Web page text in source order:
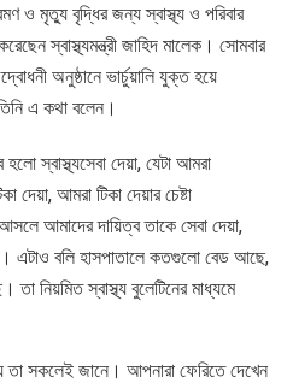
ও মৃত্যু বৃদ্ধির জন্য স্বাস্থ্য ও পরিবার
স্বাস্থ্যমন্ত্রী জাহিদ মালেক। সোমবার
অনুষ্ঠানে ভার্চুয়ালি যুক্ত হয়ে
এ কথা বলেন।
হলো স্বাস্থ্যসেবা দেয়া, যেটা আমরা
দেয়া, আমরা টিকা দেয়ার চেষ্টা
আমাদের দায়িত্ব তাকে সেবা দেয়া,
এটাও বলি হাসপাতালে কতগুলো বেড আছে,
নিয়মিত স্বাস্থ্য বুলেটিনের মাধ্যমে
তা সকলেই জানে। আপনারা ফেরিতে দেখেন